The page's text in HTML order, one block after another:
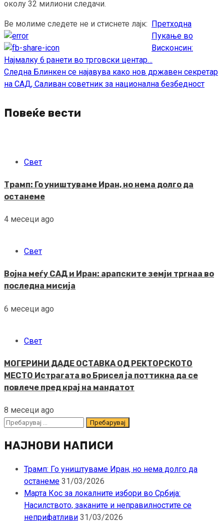
околу 32 милиони следачи.
Ве молиме следете не и стиснете лајк:
Continue
Reading
Претходна
Пукање во
Висконсин:
Најмалку 6 ранети во трговски центар…
Следна Блинкен се најавува како нов државен секретар
на САД, Саливан советник за национална безбедност
Повеќе вести
Свет
Трамп: Го уништуваме Иран, но нема долго да
останеме
4 месеци ago
Свет
Војна меѓу САД и Иран: арапските земји тргнаа во
последна мисија
6 месеци ago
Свет
МОГЕРИНИ ДАДЕ ОСТАВКА ОД РЕКТОРСКОТО
МЕСТО Истрагата во Брисел ја поттикна да се
повлече пред крај на мандатот
8 месеци ago
Пребарувај
НАЈНОВИ НАПИСИ
Трамп: Го уништуваме Иран, но нема долго да
останеме 31/03/2026
Марта Кос за локалните избори во Србија:
Насилството, заканите и неправилностите се
неприфатливи 31/03/2026